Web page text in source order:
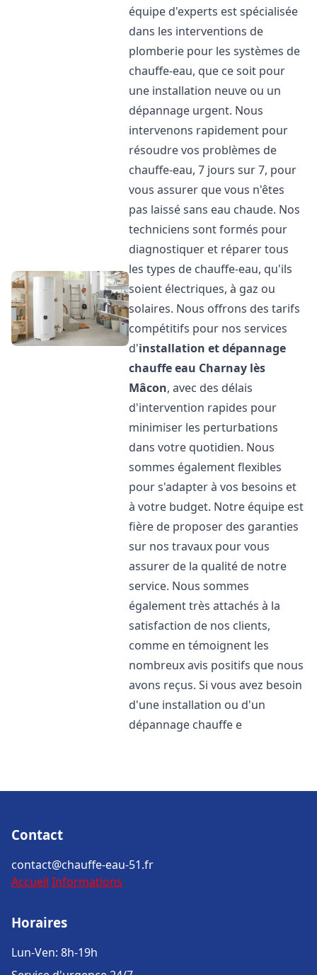
équipe d'experts est spécialisée
dans les interventions de
plomberie pour les systèmes de
chauffe-eau, que ce soit pour
une installation neuve ou un
dépannage urgent. Nous
intervenons rapidement pour
résoudre vos problèmes de
chauffe-eau, 7 jours sur 7, pour
vous assurer que vous n'êtes
pas laissé sans eau chaude. Nos
techniciens sont formés pour
diagnostiquer et réparer tous
les types de chauffe-eau, qu'ils
soient électriques, à gaz ou
solaires. Nous offrons des tarifs
compétitifs pour nos services
d'installation et dépannage
chauffe eau Charnay lès
Mâcon, avec des délais
d'intervention rapides pour
minimiser les perturbations
dans votre quotidien. Nous
sommes également flexibles
pour s'adapter à vos besoins et
à votre budget. Notre équipe est
fière de proposer des garanties
sur nos travaux pour vous
assurer de la qualité de notre
service. Nous sommes
également très attachés à la
satisfaction de nos clients,
comme en témoignent les
nombreux avis positifs que nous
avons reçus. Si vous avez besoin
d'une installation ou d'un
dépannage chauffe e
Contact
contact@chauffe-eau-51.fr
Accueil Informations
Horaires
Lun-Ven: 8h-19h